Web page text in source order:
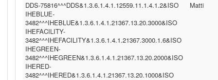
DDS-75816^^^DDS&1.3.6.1.4.1.12559.11.1.4.1.2&ISO
IHEBLUE-
3482^^^IHEBLUE&1.3.6.1.4.1.21367.13.20.3000&ISO
IHEFACILITY-
3482^^^IHEFACILITY&1.3.6.1.4.1.21367.3000.1.6&ISO
IHEGREEN-
3482^^^IHEGREEN&1.3.6.1.4.1.21367.13.20.2000&ISO
IHERED-
3482^^^IHERED&1.3.6.1.4.1.21367.13.20.1000&ISO
Matti